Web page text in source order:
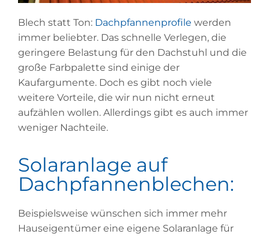
Blech statt Ton: Dachpfannenprofile werden
immer beliebter. Das schnelle Verlegen, die
geringere Belastung für den Dachstuhl und die
große Farbpalette sind einige der
Kaufargumente. Doch es gibt noch viele
weitere Vorteile, die wir nun nicht erneut
aufzählen wollen. Allerdings gibt es auch immer
weniger Nachteile.
Solaranlage auf
Dachpfannenblechen:
Beispielsweise wünschen sich immer mehr
Hauseigentümer eine eigene Solaranlage für